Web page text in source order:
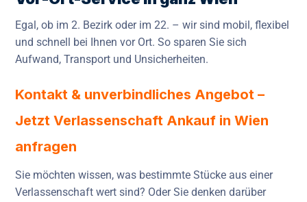
Egal, ob im 2. Bezirk oder im 22. – wir sind mobil, flexibel
und schnell bei Ihnen vor Ort. So sparen Sie sich
Aufwand, Transport und Unsicherheiten.
Kontakt & unverbindliches Angebot –
Jetzt Verlassenschaft Ankauf in Wien
anfragen
Sie möchten wissen, was bestimmte Stücke aus einer
Verlassenschaft wert sind? Oder Sie denken darüber